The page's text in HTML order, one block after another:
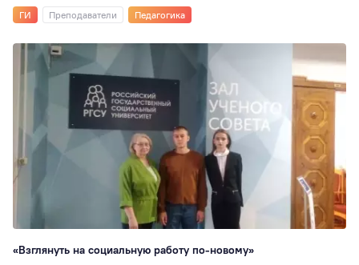
Спорт 89
Память войны 87
Рейтинги 86
Сотрудникам
Студия комедии
Преподавателям
Экскурсия 70
ГИ
Преподаватели Педагогика
«Взглянуть на социальную работу по-новому»